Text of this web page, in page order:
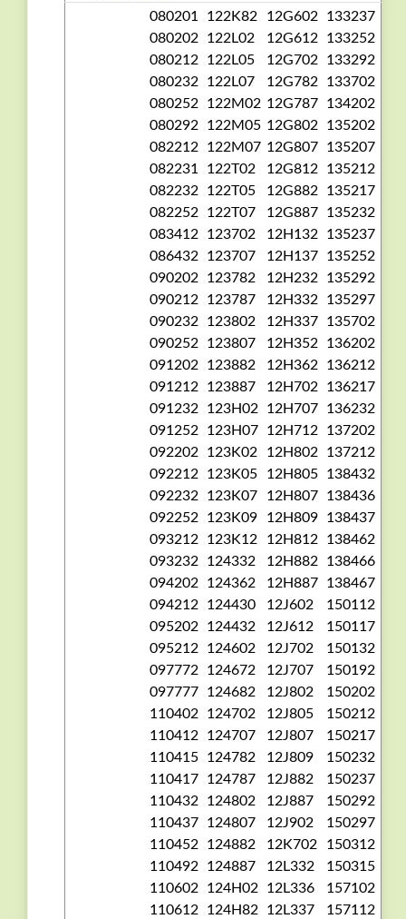
080201
080202
080212
080232
080252
080292
082212
082231
082232
082252
083412
086432
090202
090212
090232
090252
091202
091212
091232
091252
092202
092212
092232
092252
093212
093232
094202
094212
095202
095212
097772
097777
110402
110412
110415
110417
110432
110437
110452
110492
110602
110612
122K82
122L02
122L05
122L07
122M02
122M05
122M07
122T02
122T05
122T07
123702
123707
123782
123787
123802
123807
123882
123887
123H02
123H07
123K02
123K05
123K07
123K09
123K12
124332
124362
124430
124432
124602
124672
124682
124702
124707
124782
124787
124802
124807
124882
124887
124H02
124H82
12G602
12G612
12G702
12G782
12G787
12G802
12G807
12G812
12G882
12G887
12H132
12H137
12H232
12H332
12H337
12H352
12H362
12H702
12H707
12H712
12H802
12H805
12H807
12H809
12H812
12H882
12H887
12J602
12J612
12J702
12J707
12J802
12J805
12J807
12J809
12J882
12J887
12J902
12K702
12L332
12L336
12L337
133237
133252
133292
133702
134202
135202
135207
135212
135217
135232
135237
135252
135292
135297
135702
136202
136212
136217
136232
137202
137212
138432
138436
138437
138462
138466
138467
150112
150117
150132
150192
150202
150212
150217
150232
150237
150292
150297
150312
150315
157102
157112